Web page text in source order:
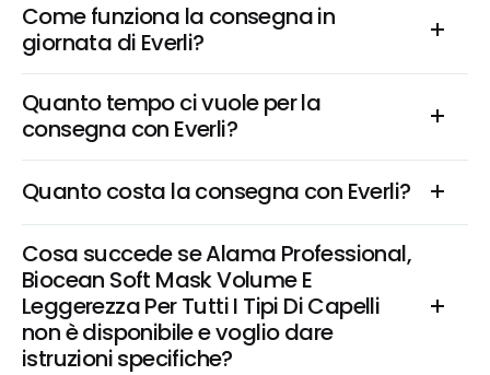
Come funziona la consegna in
giornata di Everli?
Quanto tempo ci vuole per la
consegna con Everli?
Quanto costa la consegna con Everli?
Cosa succede se Alama Professional,
Biocean Soft Mask Volume E
Leggerezza Per Tutti I Tipi Di Capelli
non è disponibile e voglio dare
istruzioni specifiche?